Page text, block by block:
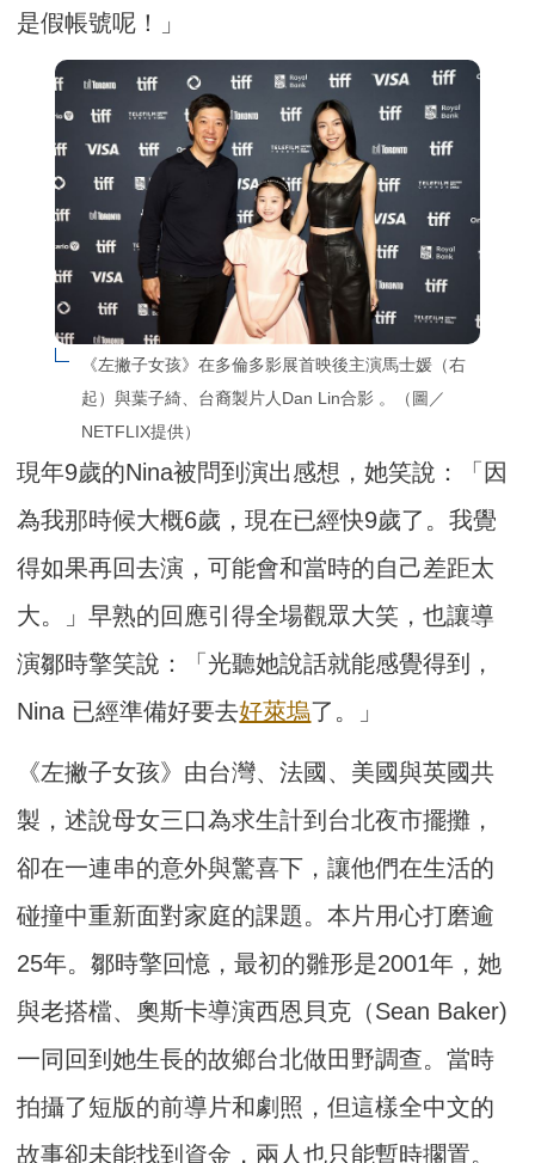
是假帳號呢！」
《左撇子女孩》在多倫多影展首映後主演馬士媛（右
起）與葉子綺、台裔製片人Dan Lin合影 。（圖／
NETFLIX提供）
現年9歲的Nina被問到演出感想，她笑說：「因
為我那時候大概6歲，現在已經快9歲了。我覺
得如果再回去演，可能會和當時的自己差距太
大。」早熟的回應引得全場觀眾大笑，也讓導
演鄒時擎笑說：「光聽她說話就能感覺得到，
Nina 已經準備好要去好萊塢了。」
《左撇子女孩》由台灣、法國、美國與英國共
製，述說母女三口為求生計到台北夜市擺攤，
卻在一連串的意外與驚喜下，讓他們在生活的
碰撞中重新面對家庭的課題。本片用心打磨逾
25年。鄒時擎回憶，最初的雛形是2001年，她
與老搭檔、奧斯卡導演西恩貝克（Sean Baker)
一同回到她生長的故鄉台北做田野調查。當時
拍攝了短版的前導片和劇照，但這樣全中文的
故事卻未能找到資金，兩人也只能暫時擱置。